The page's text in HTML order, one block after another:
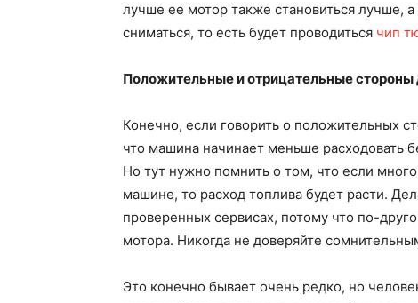
лучше ее мотор также становиться лучше,
сниматься, то есть будет проводиться чип
Положительные и отрицательные
Конечно, если говорить о положительных
что машина начинает меньше расходовать
Но тут нужно помнить о том, что если
машине, то расход топлива будет расти.
проверенных сервисах, потому что по-
мотора. Никогда не доверяйте
Это конечно бывает очень редко, но